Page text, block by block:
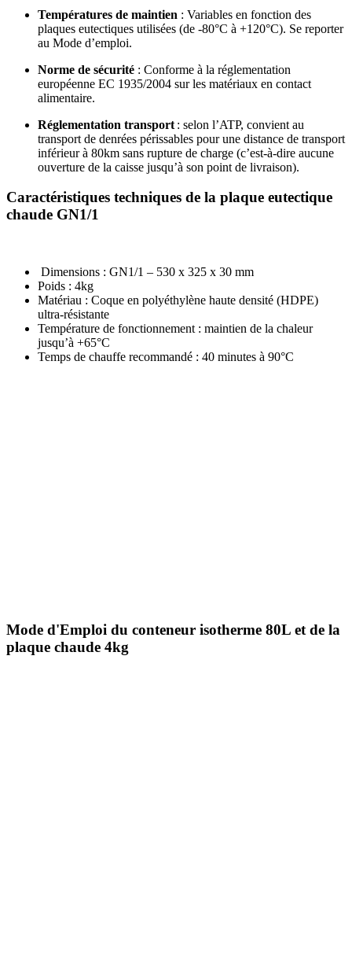
Températures de maintien : Variables en fonction des
plaques eutectiques utilisées (de -80°C à +120°C). Se reporter
au Mode d’emploi.
Norme de sécurité : Conforme à la réglementation
européenne EC 1935/2004 sur les matériaux en contact
alimentaire.
Réglementation transport : selon l’ATP, convient au
transport de denrées périssables pour une distance de transport
inférieur à 80km sans rupture de charge (c’est-à-dire aucune
ouverture de la caisse jusqu’à son point de livraison).
Caractéristiques techniques de la plaque eutectique
chaude GN1/1
Dimensions : GN1/1 – 530 x 325 x 30 mm
Poids : 4kg
Matériau : Coque en polyéthylène haute densité (HDPE)
ultra-résistante
Température de fonctionnement : maintien de la chaleur
jusqu’à +65°C
Temps de chauffe recommandé : 40 minutes à 90°C
Mode d'Emploi du conteneur isotherme 80L et de la
plaque chaude 4kg